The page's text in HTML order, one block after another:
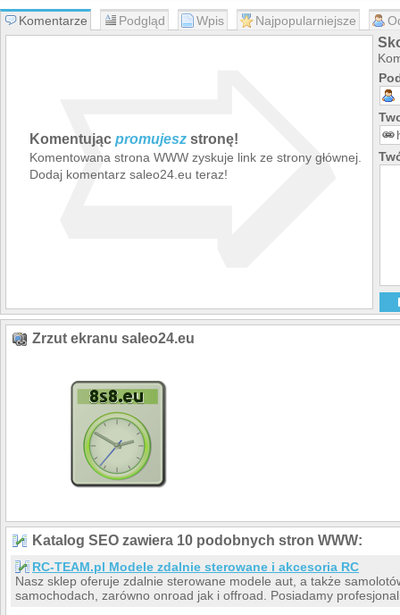
Komentarze Podgląd Wpis Najpopularniejsze
Komentując promujesz stronę!
Komentowana strona WWW zyskuje link ze strony głównej.
Dodaj komentarz saleo24.eu teraz!
➯
Zrzut ekranu saleo24.eu
Katalog SEO zawiera 10 podobnych stron WWW:
RC-TEAM.pl Modele zdalnie sterowane i akcesoria RC
Nasz sklep oferuje zdalnie sterowane modele aut, a także
samochodach, zarówno onroad jak i offroad. Posiadamy